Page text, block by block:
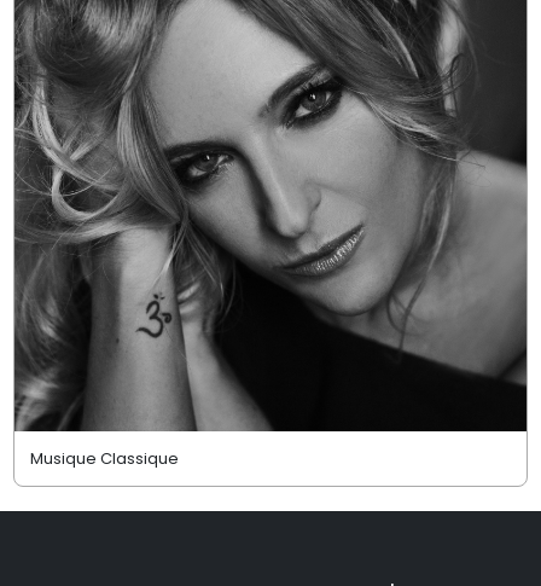
Musique Classique